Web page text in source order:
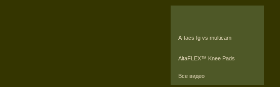
A-tacs fg vs multicam
AltaFLEX™ Knee Pads
Все видео